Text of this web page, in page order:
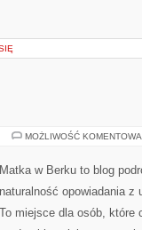
MOŻLIWOŚĆ
Matka w Berku to blog
naturalność opowiadania
To miejsce dla osób, które